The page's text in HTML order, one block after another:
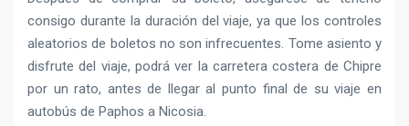
consigo durante la duración del viaje, ya que los controles
aleatorios de boletos no son infrecuentes. Tome asiento y
disfrute del viaje, podrá ver la carretera costera de Chipre
por un rato, antes de llegar al punto final de su viaje en
autobús de Paphos a Nicosia.